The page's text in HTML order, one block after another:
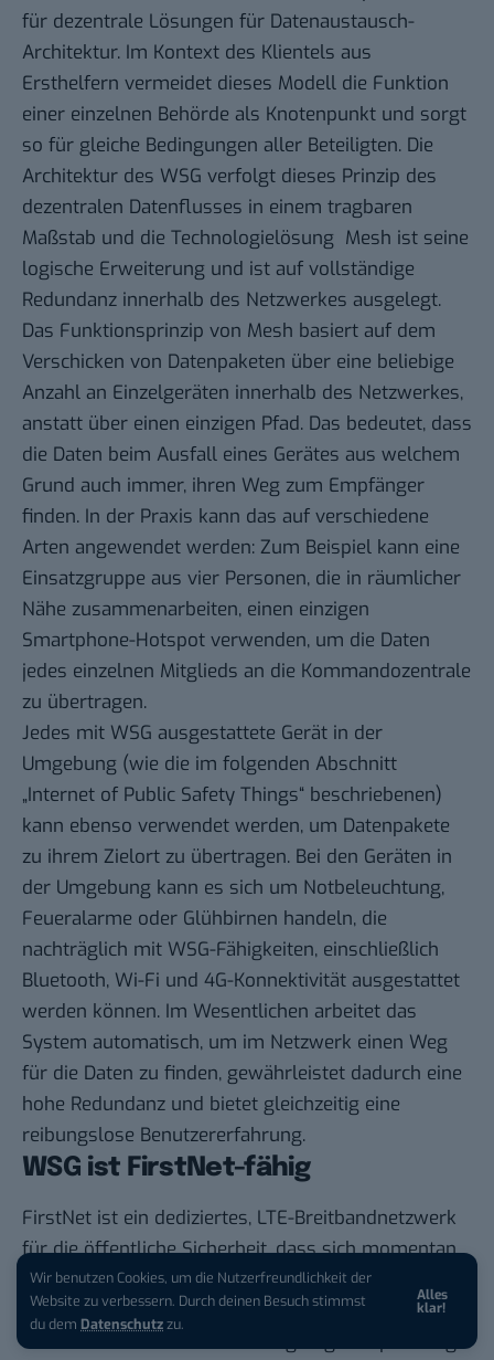
Wir benutzen Cookies, um die Nutzerfreundlichkeit der
Website zu verbessern. Durch deinen Besuch stimmst
du dem Datenschutzzu.
Alles
klar!
für dezentrale Lösungen für Datenaustausch-
Architektur. Im Kontext des Klientels aus
Ersthelfern vermeidet dieses Modell die Funktion
einer einzelnen Behörde als Knotenpunkt und sorgt
so für gleiche Bedingungen aller Beteiligten. Die
Architektur des WSG verfolgt dieses Prinzip des
dezentralen Datenflusses in einem tragbaren
Maßstab und die Technologielösung Mesh ist seine
logische Erweiterung und ist auf vollständige
Redundanz innerhalb des Netzwerkes ausgelegt.
Das Funktionsprinzip von Mesh basiert auf dem
Verschicken von Datenpaketen über eine beliebige
Anzahl an Einzelgeräten innerhalb des Netzwerkes,
anstatt über einen einzigen Pfad. Das bedeutet, dass
die Daten beim Ausfall eines Gerätes aus welchem
Grund auch immer, ihren Weg zum Empfänger
finden. In der Praxis kann das auf verschiedene
Arten angewendet werden: Zum Beispiel kann eine
Einsatzgruppe aus vier Personen, die in räumlicher
Nähe zusammenarbeiten, einen einzigen
Smartphone-Hotspot verwenden, um die Daten
jedes einzelnen Mitglieds an die Kommandozentrale
zu übertragen.
Jedes mit WSG ausgestattete Gerät in der
Umgebung (wie die im folgenden Abschnitt
„Internet of Public Safety Things“ beschriebenen)
kann ebenso verwendet werden, um Datenpakete
zu ihrem Zielort zu übertragen. Bei den Geräten in
der Umgebung kann es sich um Notbeleuchtung,
Feueralarme oder Glühbirnen handeln, die
nachträglich mit WSG-Fähigkeiten, einschließlich
Bluetooth, Wi-Fi und 4G-Konnektivität ausgestattet
werden können. Im Wesentlichen arbeitet das
System automatisch, um im Netzwerk einen Weg
für die Daten zu finden, gewährleistet dadurch eine
hohe Redundanz und bietet gleichzeitig eine
reibungslose Benutzererfahrung.
WSG ist FirstNet-fähig
FirstNet ist ein dediziertes, LTE-Breitbandnetzwerk
für die öffentliche Sicherheit, dass sich momentan
in der Konsultationsphase befindet, bevor es auf
nationaler Ebene in den USA eingeführt wird. Es
wurde als Antwort auf die endgültige Empfehlung